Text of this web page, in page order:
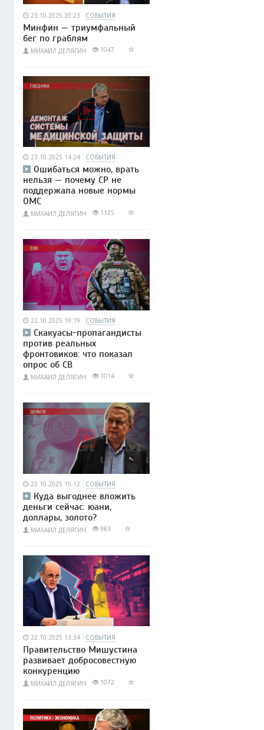
23.10.2025 20:23 СОБЫТИЯ
Минфин — триумфальный
бег по граблям
МИХАИЛ ДЕЛЯГИН 1047
23.10.2025 14:24 СОБЫТИЯ
Ошибаться можно, врать
нельзя — почему СР не
поддержала новые нормы
ОМС
МИХАИЛ ДЕЛЯГИН 1125
22.10.2025 19:19 СОБЫТИЯ
Скакуасы-пропагандисты
против реальных
фронтовиков: что показал
опрос об СВ
МИХАИЛ ДЕЛЯГИН 1014
22.10.2025 15:12 СОБЫТИЯ
Куда выгоднее вложить
деньги сейчас: юани,
доллары, золото?
МИХАИЛ ДЕЛЯГИН 983
22.10.2025 13:34 СОБЫТИЯ
Правительство Мишустина
развивает добросовестную
конкуренцию
МИХАИЛ ДЕЛЯГИН 1072